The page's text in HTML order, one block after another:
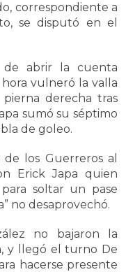
correspondiente a
se disputó en el
de abrir la cuenta
vulneró la valla
derecha tras
sumó su séptimo
de goleo.
los Guerreros al
Erick Japa quien
soltar un pase
no desaprovechó.
no bajaron la
y llegó el turno De
hacerse presente